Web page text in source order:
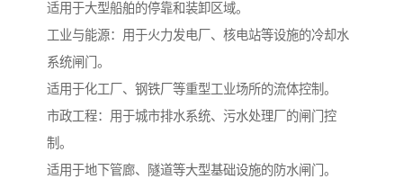
适用于大型船舶的停靠和装卸区域。
工业与能源：用于火力发电厂、核电站等设施的冷却水
系统闸门。
适用于化工厂、钢铁厂等重型工业场所的流体控制。
市政工程：用于城市排水系统、污水处理厂的闸门控
制。
适用于地下管廊、隧道等大型基础设施的防水闸门。